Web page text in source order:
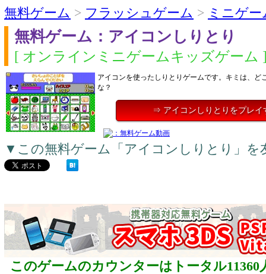
無料ゲーム > フラッシュゲーム > ミニゲー
無料ゲーム：アイコンしりとり
[ オンラインミニゲームキッズゲーム
アイコンを使ったしりとりゲームです。キミは、ど
な？
⇒ アイコンしりとりをプレイ
▼この無料ゲーム「アイコンしりとり」を
このゲームのカウンターはトータル11360